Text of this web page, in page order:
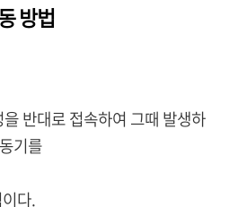
방법
반대로 접속하여 그때 발생하
기를
다.